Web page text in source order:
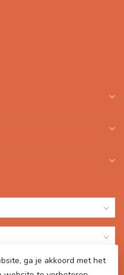
ga je akkoord met het